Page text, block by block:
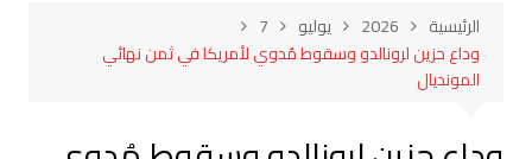
الرئيسية 2026 يوليو
7
وداع حزين لرونالدو وسقوط مُدوي لأمريكا في ثمن نهائي
المونديال